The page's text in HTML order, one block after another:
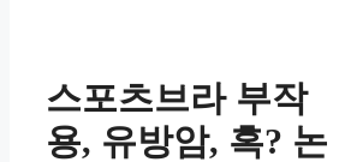
스포츠브라 부작
용, 유방암, 혹? 논